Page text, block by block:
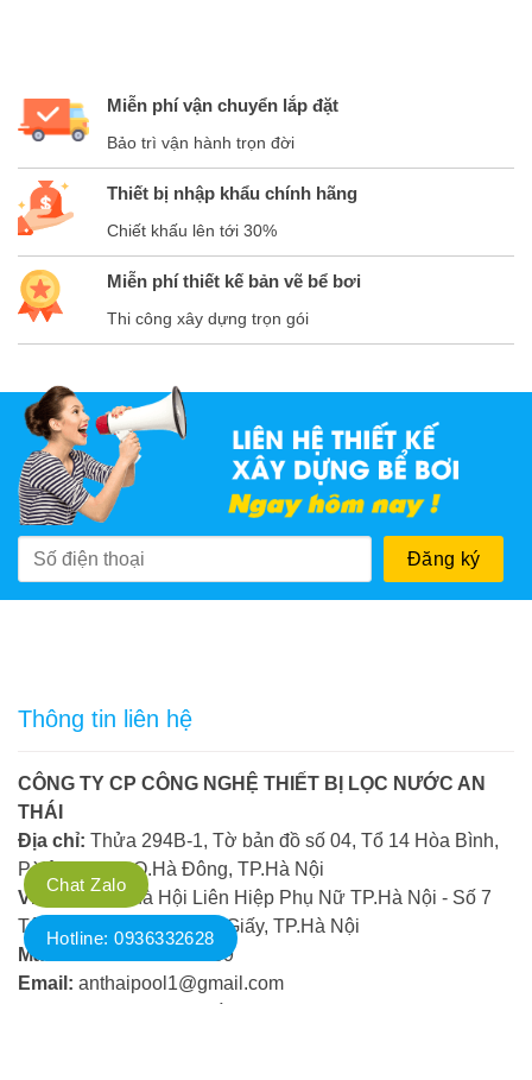
Miễn phí vận chuyển lắp đặt
Bảo trì vận hành trọn đời
Thiết bị nhập khẩu chính hãng
Chiết khấu lên tới 30%
Miễn phí thiết kế bản vẽ bể bơi
Thi công xây dựng trọn gói
Thông tin liên hệ
CÔNG TY CP CÔNG NGHỆ THIẾT BỊ LỌC NƯỚC AN
THÁI
Địa chỉ: Thửa 294B-1, Tờ bản đồ số 04, Tổ 14 Hòa Bình,
P.Yên Nghĩa, Q.Hà Đông, TP.Hà Nội
VPGD:Tòa nhà Hội Liên Hiệp Phụ Nữ TP.Hà Nội - Số 7
Tôn Thất Thuyết, Q.Cầu Giấy, TP.Hà Nội
Mã số thuế:
0104788089
Email: anthaipool1@gmail.com
Chat Zalo
Hotline: 0936332628